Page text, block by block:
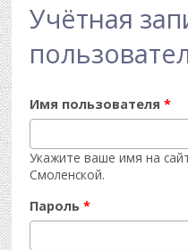
Учётная
Имя пользователя*
Укажите ваше имя на
Смоленской.
Пароль*